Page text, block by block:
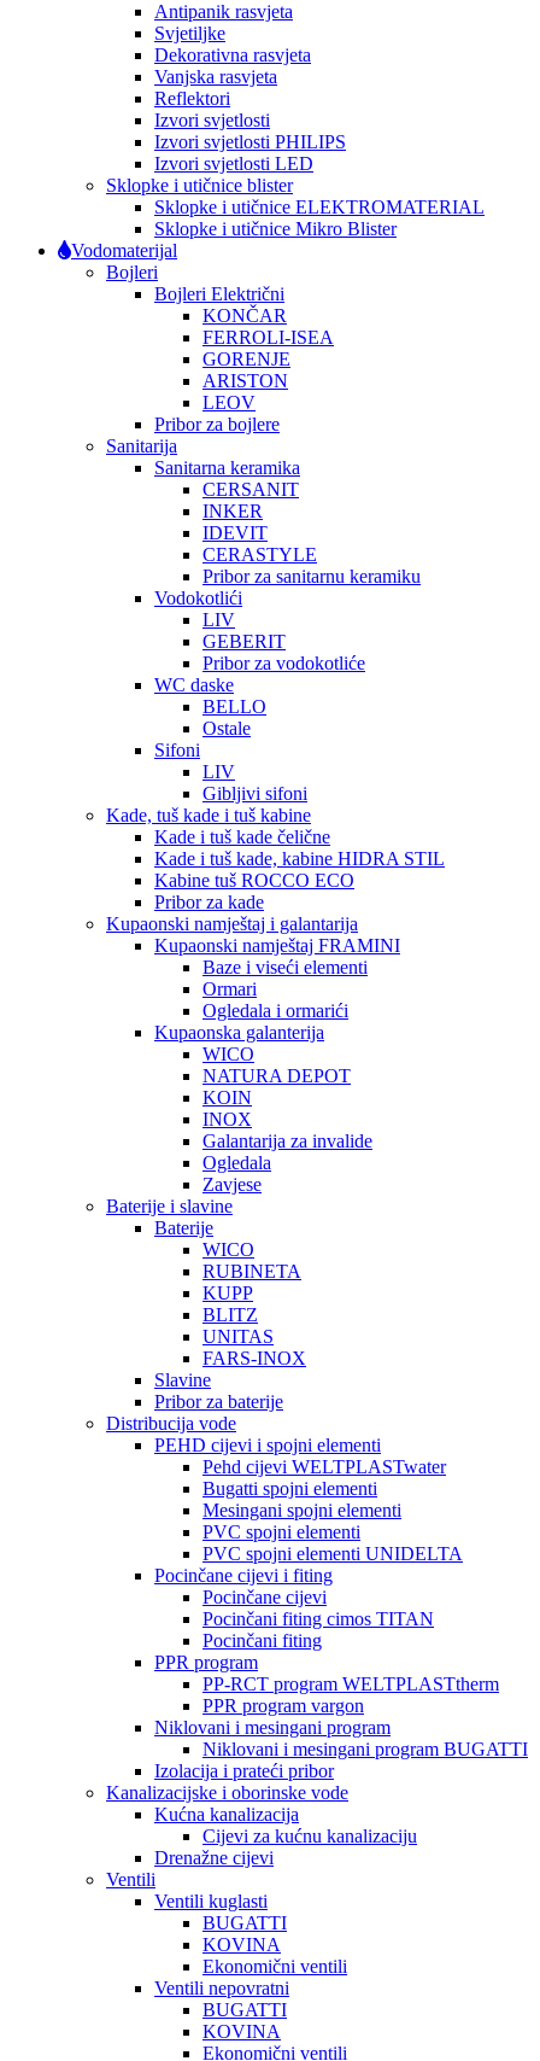
Antipanik rasvjeta
Svjetiljke
Dekorativna rasvjeta
Vanjska rasvjeta
Reflektori
Izvori svjetlosti
Izvori svjetlosti PHILIPS
Izvori svjetlosti LED
Sklopke i utičnice blister
Sklopke i utičnice ELEKTROMATERIAL
Sklopke i utičnice Mikro Blister
Vodomaterijal
Bojleri
Bojleri Električni
KONČAR
FERROLI-ISEA
GORENJE
ARISTON
LEOV
Pribor za bojlere
Sanitarija
Sanitarna keramika
CERSANIT
INKER
IDEVIT
CERASTYLE
Pribor za sanitarnu keramiku
Vodokotlići
LIV
GEBERIT
Pribor za vodokotliće
WC daske
BELLO
Ostale
Sifoni
LIV
Gibljivi sifoni
Kade, tuš kade i tuš kabine
Kade i tuš kade čelične
Kade i tuš kade, kabine HIDRA STIL
Kabine tuš ROCCO ECO
Pribor za kade
Kupaonski namještaj i galantarija
Kupaonski namještaj FRAMINI
Baze i viseći elementi
Ormari
Ogledala i ormarići
Kupaonska galanterija
WICO
NATURA DEPOT
KOIN
INOX
Galantarija za invalide
Ogledala
Zavjese
Baterije i slavine
Baterije
WICO
RUBINETA
KUPP
BLITZ
UNITAS
FARS-INOX
Slavine
Pribor za baterije
Distribucija vode
PEHD cijevi i spojni elementi
Pehd cijevi WELTPLASTwater
Bugatti spojni elementi
Mesingani spojni elementi
PVC spojni elementi
PVC spojni elementi UNIDELTA
Pocinčane cijevi i fiting
Pocinčane cijevi
Pocinčani fiting cimos TITAN
Pocinčani fiting
PPR program
PP-RCT program WELTPLASTtherm
PPR program vargon
Niklovani i mesingani program
Niklovani i mesingani program BUGATTI
Izolacija i prateći pribor
Kanalizacijske i oborinske vode
Kućna kanalizacija
Cijevi za kućnu kanalizaciju
Drenažne cijevi
Ventili
Ventili kuglasti
BUGATTI
KOVINA
Ekonomični ventili
Ventili nepovratni
BUGATTI
KOVINA
Ekonomični ventili